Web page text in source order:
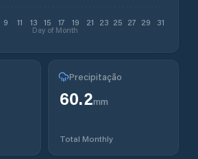
9 11 13 15 17 19 21 23 25 27 29 31
Day of Month
Precipitação
60.2mm
Total Monthly